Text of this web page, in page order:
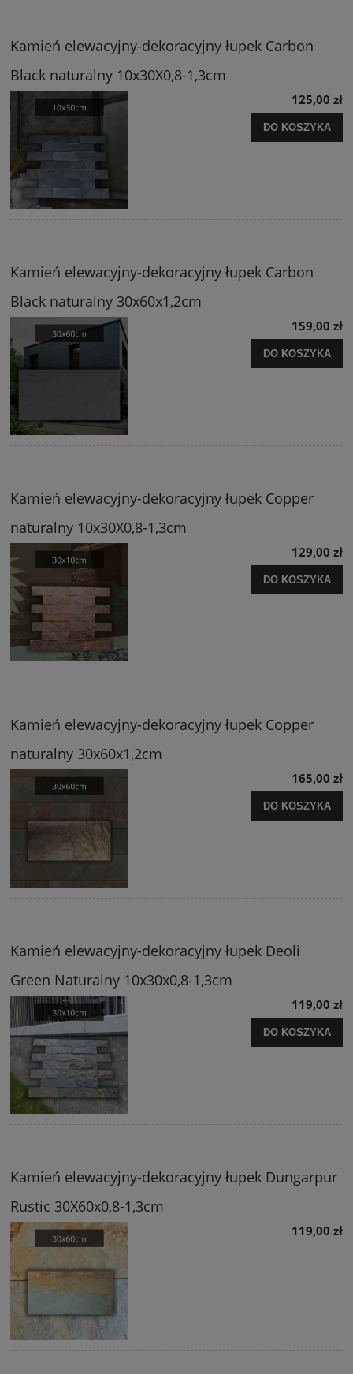
Kamień elewacyjny-dekoracyjny łupek Carbon
Black naturalny 10x30X0,8-1,3cm
125,00 zł
DO KOSZYKA
Kamień elewacyjny-dekoracyjny łupek Carbon
Black naturalny 30x60x1,2cm
159,00 zł
DO KOSZYKA
Kamień elewacyjny-dekoracyjny łupek Copper
naturalny 10x30X0,8-1,3cm
129,00 zł
DO KOSZYKA
Kamień elewacyjny-dekoracyjny łupek Copper
naturalny 30x60x1,2cm
165,00 zł
DO KOSZYKA
Kamień elewacyjny-dekoracyjny łupek Deoli
Green Naturalny 10x30x0,8-1,3cm
119,00 zł
DO KOSZYKA
Kamień elewacyjny-dekoracyjny łupek Dungarpur
Rustic 30X60x0,8-1,3cm
119,00 zł